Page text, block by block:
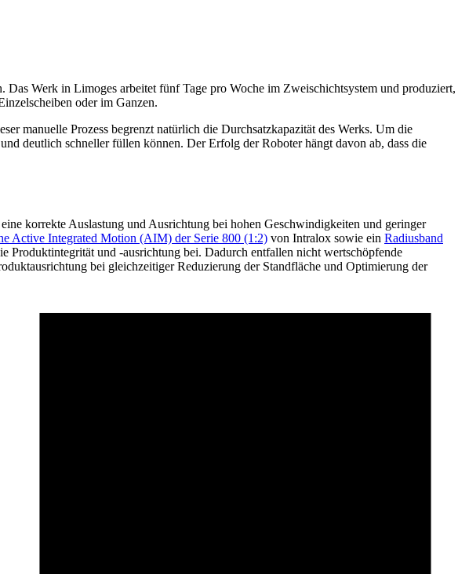
Werk in Limoges arbeitet fünf Tage pro Woche im Zweischichtsystem und produziert,
oder im Ganzen.
manuelle Prozess begrenzt natürlich die Durchsatzkapazität des Werks. Um die
deutlich schneller füllen können. Der Erfolg der Roboter hängt davon ab, dass die
korrekte Auslastung und Ausrichtung bei hohen Geschwindigkeiten und geringer
Active Integrated Motion (AIM) der Serie 800 (1:2) von Intralox sowie ein Radiusband
und -ausrichtung bei. Dadurch entfallen nicht wertschöpfende
bei gleichzeitiger Reduzierung der Standfläche und Optimierung der